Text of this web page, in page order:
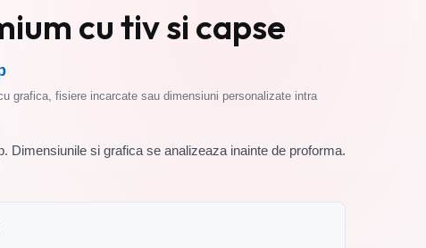
cu tiv si capse
grafica, fisiere incarcate sau dimensiuni personalizate intra
Dimensiunile si grafica se analizeaza inainte de proforma.